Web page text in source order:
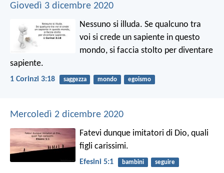
Giovedì 3 dicembre 2020
Nessuno si illuda. Se qualcuno tra
voi si crede un sapiente in questo
mondo, si faccia stolto per diventare
sapiente.
1 Corinzi 3:18 saggezza mondo egoismo
Mercoledì 2 dicembre 2020
Fatevi dunque imitatori di Dio, quali
figli carissimi.
Efesini 5:1 bambini seguire